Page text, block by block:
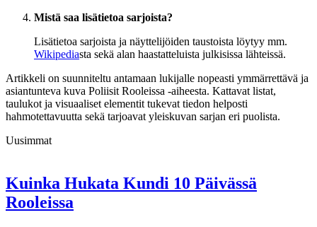
Mistä saa lisätietoa sarjoista?
Lisätietoa sarjoista ja näyttelijöiden taustoista löytyy mm.
Wikipediasta sekä alan haastatteluista julkisissa lähteissä.
Artikkeli on suunniteltu antamaan lukijalle nopeasti ymmärrettävä ja
asiantunteva kuva Poliisit Rooleissa -aiheesta. Kattavat listat,
taulukot ja visuaaliset elementit tukevat tiedon helposti
hahmotettavuutta sekä tarjoavat yleiskuvan sarjan eri puolista.
Uusimmat
Kuinka Hukata Kundi 10 Päivässä
Rooleissa